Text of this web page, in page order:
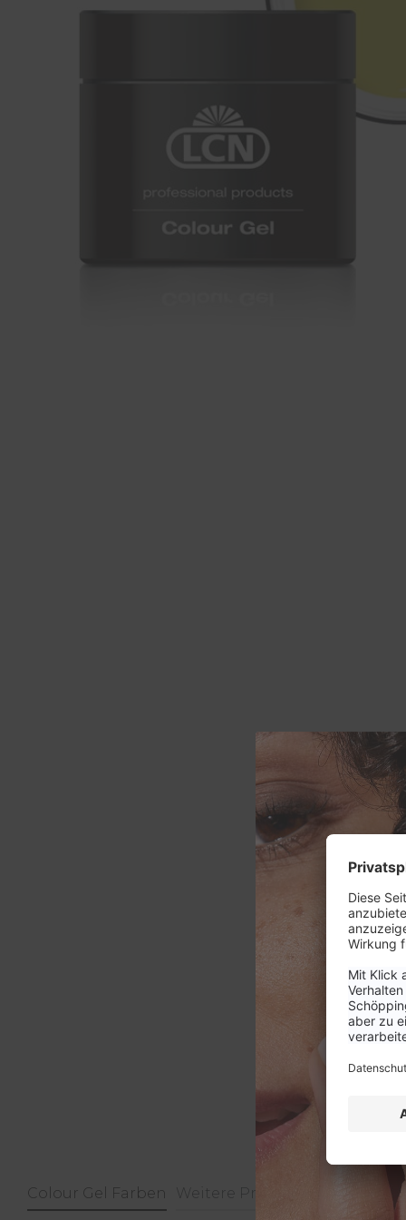
Colour Gel Farben Weitere Produkte